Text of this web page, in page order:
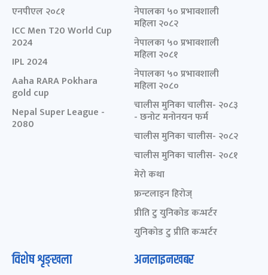
एनपीएल २०८१
ICC Men T20 World Cup
2024
IPL 2024
Aaha RARA Pokhara
gold cup
Nepal Super League -
2080
नेपालका ५० प्रभावशाली
महिला २०८२
नेपालका ५० प्रभावशाली
महिला २०८१
नेपालका ५० प्रभावशाली
महिला २०८०
चालीस मुनिका चालीस- २०८३
- छनोट मनोनयन फर्म
चालीस मुनिका चालीस- २०८२
चालीस मुनिका चालीस- २०८१
मेरो कथा
फ्रन्टलाइन हिरोज्
प्रीति टु युनिकोड कन्भर्टर
युनिकोड टु प्रीति कन्भर्टर
विशेष शृङ्खला अनलाइनखबर